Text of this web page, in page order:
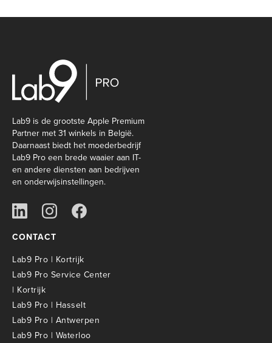
Lab9 is de grootste Apple Premium
Partner met 31 winkels in België.
Daarnaast biedt het moederbedrijf
Lab9 Pro een brede waaier aan IT-
en andere diensten aan bedrijven
en onderwijsinstellingen.
CONTACT
Lab9 Pro | Kortrijk
Lab9 Pro Service Center
| Kortrijk
Lab9 Pro | Hasselt
Lab9 Pro | Antwerpen
Lab9 Pro | Waterloo